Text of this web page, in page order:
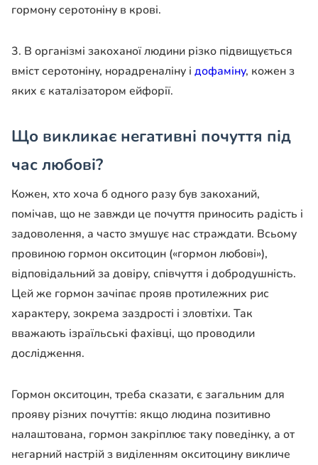
гормону серотоніну в крові.
3. В організмі закоханої людини різко підвищується
вміст серотоніну, норадреналіну і дофаміну, кожен з
яких є каталізатором ейфорії.
Що викликає негативні почуття під
час любові?
Кожен, хто хоча б одного разу був закоханий,
помічав, що не завжди це почуття приносить радість і
задоволення, а часто змушує нас страждати. Всьому
провиною гормон окситоцин («гормон любові»),
відповідальний за довіру, співчуття і добродушність.
Цей же гормон зачіпає прояв протилежних рис
характеру, зокрема заздрості і зловтіхи. Так
вважають ізраїльські фахівці, що проводили
дослідження.
Гормон окситоцин, треба сказати, є загальним для
прояву різних почуттів: якщо людина позитивно
налаштована, гормон закріплює таку поведінку, а от
негарний настрій з виділенням окситоцину викличе